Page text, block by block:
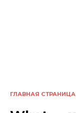
ГЛАВНАЯ СТРАНИЦА